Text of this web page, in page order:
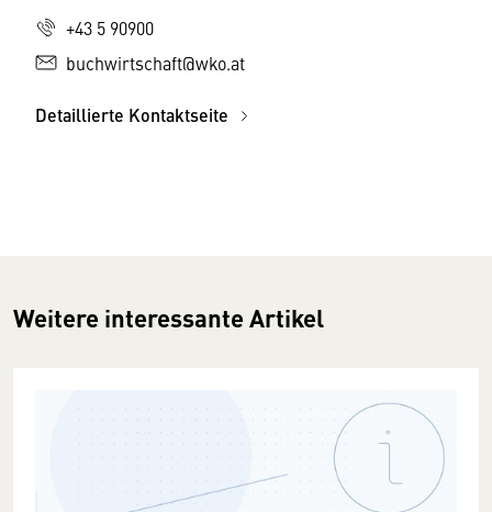
+43 5 90900
buchwirtschaft@wko.at
Detaillierte Kontaktseite
Weitere interessante Artikel